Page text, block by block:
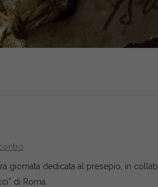
giornata dedicata al presepio, in
di Roma.